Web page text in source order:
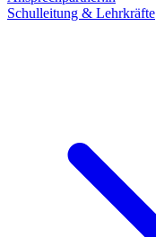
Schulleitung & Lehrkräfte